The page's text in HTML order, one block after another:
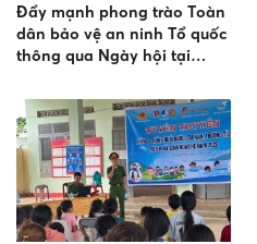
Đẩy mạnh phong trào Toàn
dân bảo vệ an ninh Tổ quốc
thông qua Ngày hội tại
Nam